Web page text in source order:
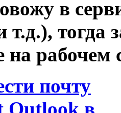
в
т.д.),
рабочем